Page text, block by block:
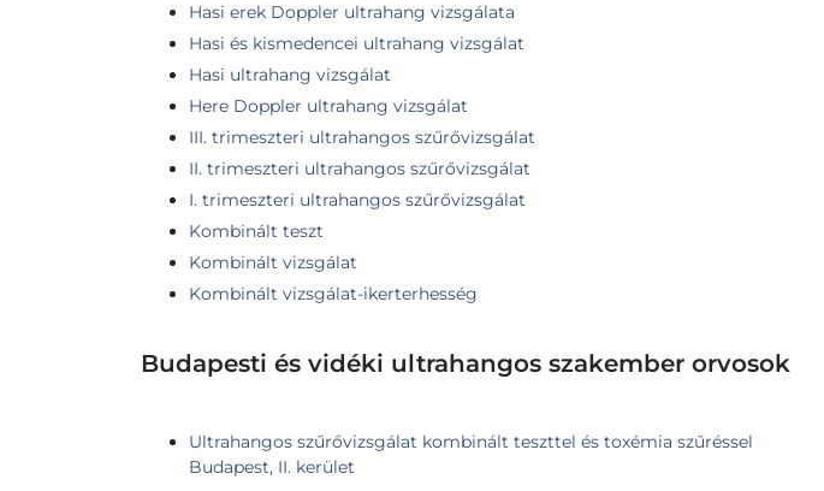
Hasi erek Doppler ultrahang vizsgálata
Hasi és kismedencei ultrahang vizsgálat
Hasi ultrahang vizsgálat
Here Doppler ultrahang vizsgálat
III. trimeszteri ultrahangos szűrővizsgálat
II. trimeszteri ultrahangos szűrővizsgálat
I. trimeszteri ultrahangos szűrővizsgálat
Kombinált teszt
Kombinált vizsgálat
Kombinált vizsgálat-ikerterhesség
Budapesti és vidéki ultrahangos szakember orvosok
Ultrahangos szűrővizsgálat kombinált teszttel és toxémia szűréssel
Budapest, II. kerület